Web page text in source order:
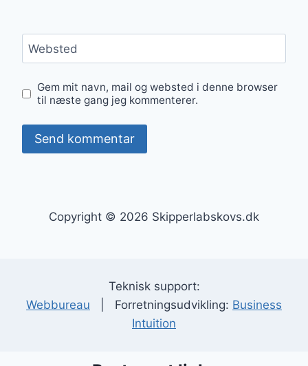
Websted
Gem mit navn, mail og websted i denne browser
til næste gang jeg kommenterer.
Copyright © 2026 Skipperlabskovs.dk
Teknisk support:
Webbureau | Forretningsudvikling: Business
Intuition